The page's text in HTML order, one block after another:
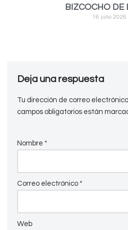
BIZCOCHO DE
16 julio 2026
Deja una respuesta
Tu dirección de correo
campos obligatorios están
Nombre *
Correo electrónico *
Web